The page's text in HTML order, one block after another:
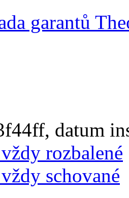
garantů
datum
rozbalené
schované